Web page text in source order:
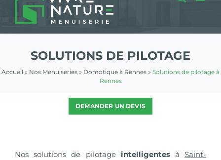
SOLUTIONS DE PILOTAGE
Accueil » Nos Menuiseries » Domotique à Rennes » Solutions de pilotage à
Rennes
DEMANDER UN DEVIS
Nos solutions de pilotage intelligentesà Saint-